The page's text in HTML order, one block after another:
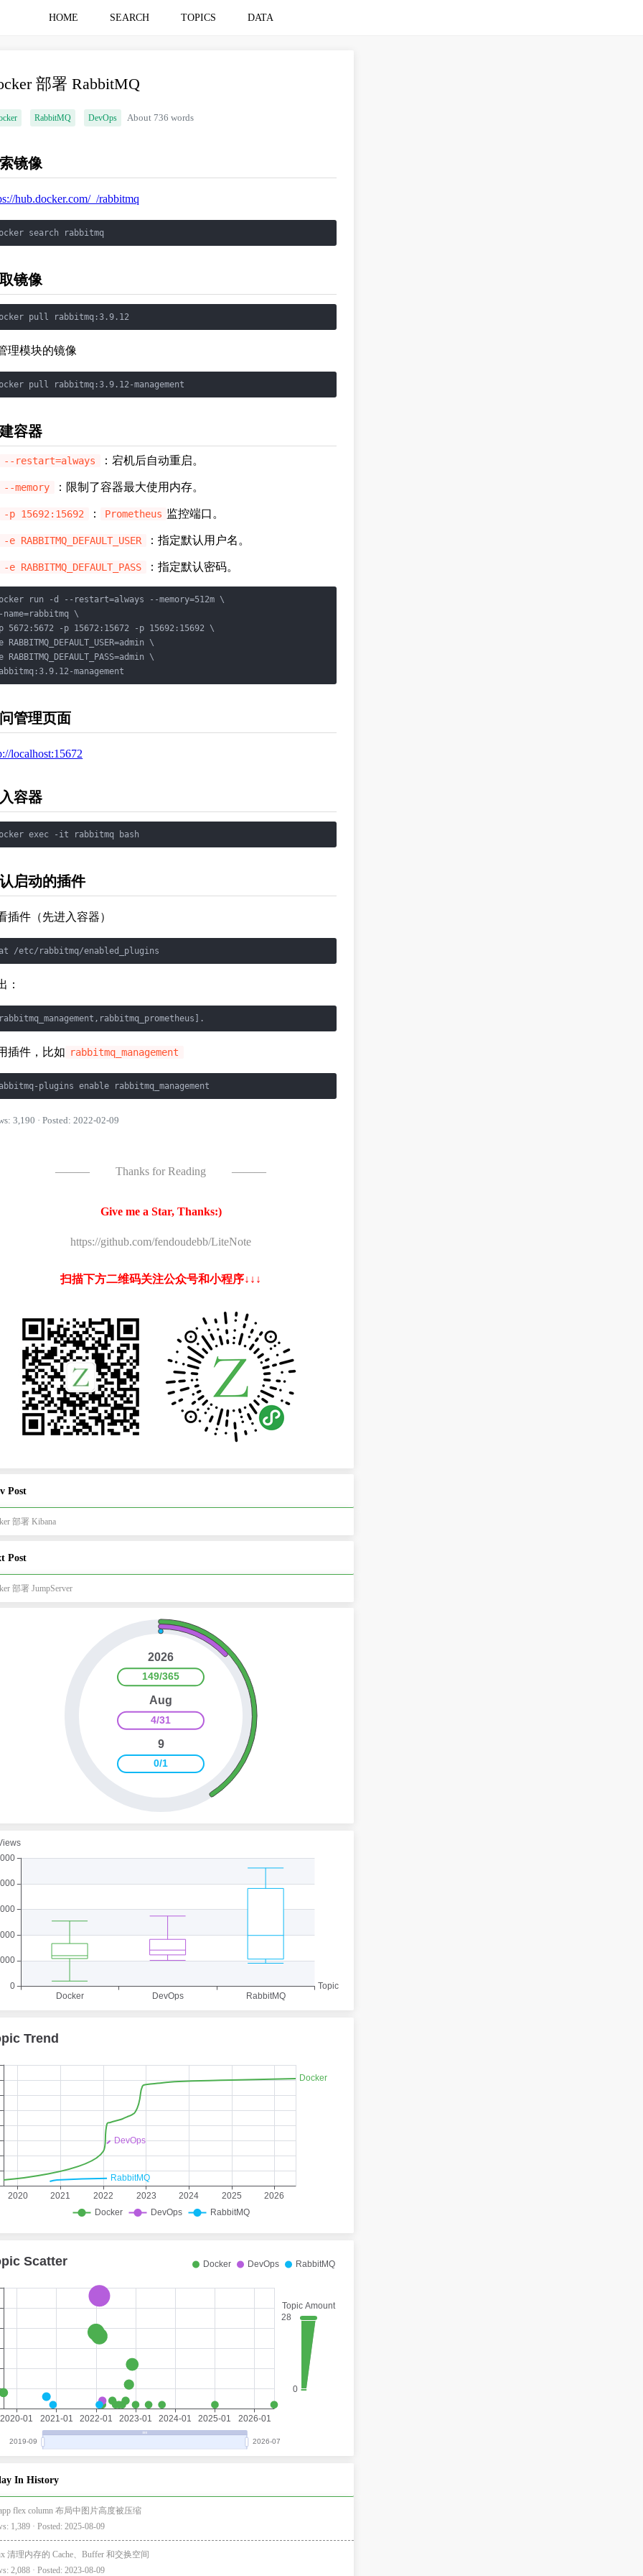
HOME SEARCH TOPICS DATA
部署 RabbitMQ
RabbitMQ DevOps About 736 words
镜像
hub.docker.com/_/rabbitmq
search rabbitmq
镜像
pull rabbitmq:3.9.12
理模块的镜像
pull rabbitmq:3.9.12-management
容器
--restart=always ：宕机后自动重启。
--memory ：限制了容器最大使用内存。
-p 15692:15692 ： Prometheus 监控端口。
-e RABBITMQ_DEFAULT_USER ：指定默认用户名。
-e RABBITMQ_DEFAULT_PASS ：指定默认密码。
run -d --restart=always --memory=512m \
name=rabbitmq \
5672:5672 -p 15672:15672 -p 15692:15692 \
RABBITMQ_DEFAULT_USER=admin \
RABBITMQ_DEFAULT_PASS=admin \
management
管理页面
localhost:15672
容器
exec -it rabbitmq bash
启动的插件
插件（先进入容器）
/etc/rabbitmq/enabled_plugins
：
插件，比如 rabbitmq_management
plugins enable rabbitmq_management
3,190 · Posted: 2022-02-09
——— Thanks for Reading ———
Give me a Star, Thanks:)
https://github.com/fendoudebb/LiteNote
扫描下方二维码关注公众号和小程序↓↓↓
Post
部署 Kibana
Post
部署 JumpServer
In History
flex column 布局中图片高度被压缩
1,389 · Posted: 2025-08-09
清理内存的 Cache、Buffer 和交换空间
2,088 · Posted: 2023-08-09